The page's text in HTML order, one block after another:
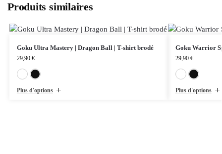
Produits similaires
Goku Ultra Mastery | Dragon Ball | T-shirt brodé
29,90 €
Plus d'options
Goku Warrior
29,90 €
Plus d'options